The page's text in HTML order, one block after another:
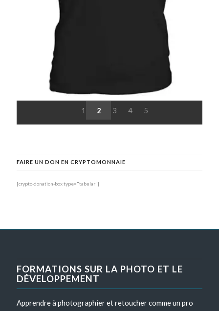
1 2 3 4 5
FAIRE UN DON EN CRYPTOMONNAIE
[crypto-donation-box type="tabular"]
FORMATIONS SUR LA PHOTO ET LE
DÉVELOPPEMENT
Apprendre à photographier et retoucher comme un pro